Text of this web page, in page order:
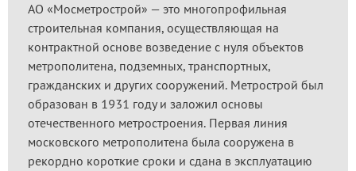
АО «Мосметрострой» — это многопрофильная
строительная компания, осуществляющая на
контрактной основе возведение с нуля объектов
метрополитена, подземных, транспортных,
гражданских и других сооружений. Метрострой был
образован в 1931 году и заложил основы
отечественного метростроения. Первая линия
московского метрополитена была сооружена в
рекордно короткие сроки и сдана в эксплуатацию